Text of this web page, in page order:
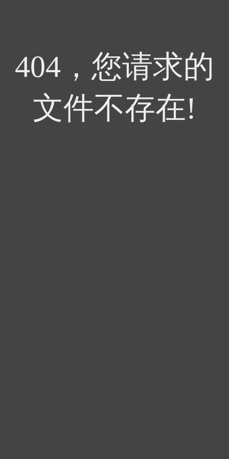
404，您请求的
文件不存在!